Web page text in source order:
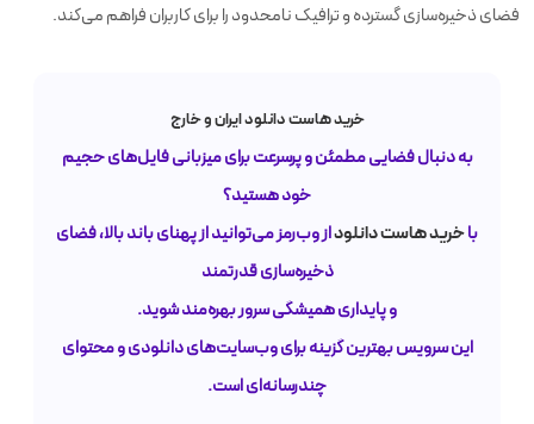
فضای ذخیره‌سازی گسترده و ترافیک نامحدود را برای کاربران فراهم می‌کند.
خرید هاست دانلود ایران و خارج
به دنبال فضایی مطمئن و پرسرعت برای میزبانی فایل‌های حجیم
خود هستید؟
باخرید هاست دانلوداز وب‌رمز می‌توانید از پهنای باند بالا، فضای
ذخیره‌سازی قدرتمند
و پایداری همیشگی سرور بهره‌مند شوید.
این سرویس بهترین گزینه برای وب‌سایت‌های دانلودی و محتوای
چندرسانه‌ای است.